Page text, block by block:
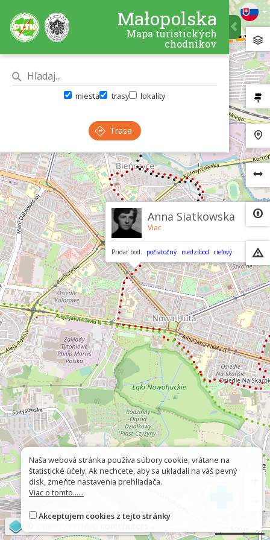
Anna Siatkowska
Viac
Pridať bod: počiatočný medzibod cieľový
Małopolska
Mapa turistických
chodníkov
miesta trasy lokality
Trasa
Naša webová stránka používa súbory cookie, vrátane na
štatistické účely. Ak nechcete, aby sa ukladali na váš pevný
disk, zmeňte nastavenia prehliadača.
Viac o tomto......
Akceptujem cookies z tejto stránky